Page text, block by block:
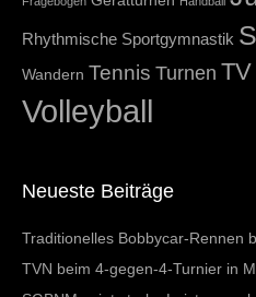
Rhythmische Sportgymnastik
Wandern Tennis Turnen
Volleyball
Neueste Beiträge
Traditionelles Bobbycar-Rennen
TVN beim 4-gegen-4-Turnier in